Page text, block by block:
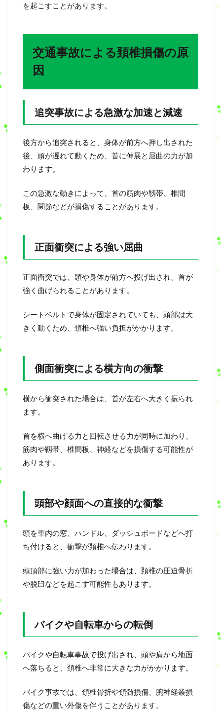
を起こすことがあります。
交通事故による頚椎損傷の原
因
追突事故による急激な加速と減速
後方から追突されると、身体が前方へ押し出された
後、頭が遅れて動くため、首に伸展と屈曲の力が加
わります。
この急激な動きによって、首の筋肉や靱帯、椎間
板、関節などが損傷することがあります。
正面衝突による強い屈曲
正面衝突では、頭や身体が前方へ投げ出され、首が
強く曲げられることがあります。
シートベルトで身体が固定されていても、頭部は大
きく動くため、頚椎へ強い負担がかかります。
側面衝突による横方向の衝撃
横から衝突された場合は、首が左右へ大きく振られ
ます。
首を横へ曲げる力と回転させる力が同時に加わり、
筋肉や靱帯、椎間板、神経などを損傷する可能性が
あります。
頭部や顔面への直接的な衝撃
頭を車内の窓、ハンドル、ダッシュボードなどへ打
ち付けると、衝撃が頚椎へ伝わります。
頭頂部に強い力が加わった場合は、頚椎の圧迫骨折
や脱臼などを起こす可能性もあります。
バイクや自転車からの転倒
バイクや自転車事故で投げ出され、頭や肩から地面
へ落ちると、頚椎へ非常に大きな力がかかります。
バイク事故では、頚椎骨折や頚髄損傷、腕神経叢損
傷などの重い外傷を伴うことがあります。